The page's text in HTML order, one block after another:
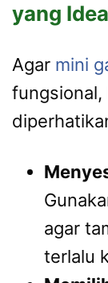
yang
Agar mini
fungsional,
agar
terlalu